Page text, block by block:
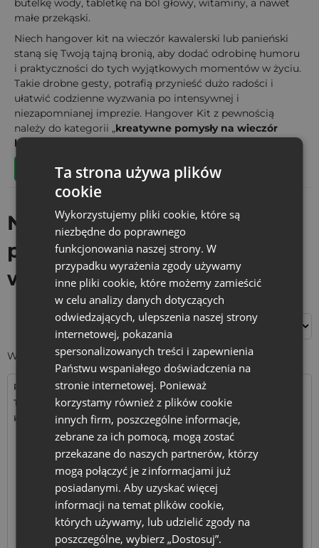
butelkę wody, tabletkę na ból głowy, witaminy, a nawet
małe przekąski.
Niech hangover kit na wieczór kawalerski lub panieński
staną się Twoją tajną bronią, aby dodać odrobinę humoru
i praktyczności do tych wyjątkowych momentów w życiu.
Takie drobne gesty, potrafią przynieść dużo radości i
ułatwić codzienne wyzwania po intensywnej i
niezapomnianej imprezie. Hangover Kit z pewnością
należy do kategorii „kreatywne pomysły na wieczór
kawalerski
Kup woreczek na Hangover Kit
Na wieczór kawalerski i
panieński - Hangover kit i
woreczki z nadrukiemn
Wyświetlanie wszystkich wyników: 15
Rozmiar: 15x20 cm
Tkanina: Organza
Kolor:
Rozmiar: 16x37 cm
Tkanina: Bawełna
Kolor:
Ta strona używa plików
cookie
Wykorzystujemy pliki cookie, które są
niezbędne do poprawnego
funkcjonowania naszej strony. W
przypadku wyrażenia zgody używamy
inne pliki cookie, które możemy zamieścić
w celu analizy danych dotyczących
odwiedzających, ulepszenia naszej strony
internetowej, pokazania
spersonalizowanych treści i zapewnienia
Państwu wspaniałego doświadczenia na
stronie internetowej. Ponieważ
korzystamy również z plików cookie
innych firm, poszczególne informacje,
zebrane za ich pomocą, mogą zostać
przekazane do naszych partnerów, którzy
mogą połączyć je z informacjami już
posiadanymi. Aby uzyskać więcej
informacji na temat plików cookie,
których używamy, lub udzielić zgody na
poszczególne, wybierz „Dostosuj”.